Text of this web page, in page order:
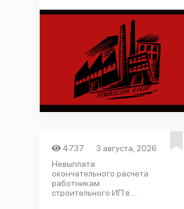
4737
3 августа, 2026
Невыплата
окончательного расчета
работникам
строительного ИП в ...